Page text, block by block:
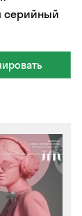
серийный